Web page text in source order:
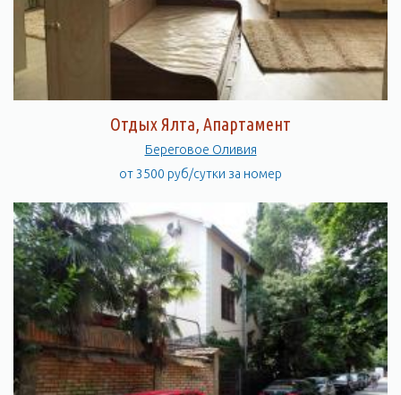
Отдых Ялта, Апартамент
Береговое Оливия
от 3500 руб/сутки за номер